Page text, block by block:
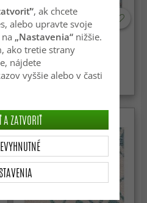
-70%
Koberec Wilton - Lagos
(modrý)
86.99 €
, ak chcete
alebo upravte svoje
„Nastavenia“nižšie.
ako tretie strany
nájdete
vyššie alebo v časti
A ZATVORIŤ